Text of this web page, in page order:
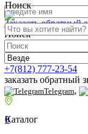
Поиск
Заказать обратный
Поиск
+7(812) 777-23-54
заказать обратный
Telegram,
0
Каталог